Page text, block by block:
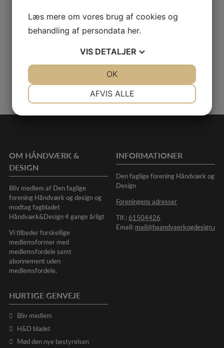
Håndværk & Design 2024 – 2
Kategori: H&D
30. juni 2024
3 … 6 Næste »
OM HÅNDVÆRK &
DESIGN
Bliv medlem af Den faglige
forening Håndværk og design og
modtag fagbladet
Håndværk&Design 4 gange årligt
Vi tilbyder forskellige
medlemsformer med
medlemsfordele samt
abonnement uden
medlemsfordele.
INFORMATIONER
Den faglige forening Håndværk og
Design
Foreningens adresser
Tlf.:61504426
Email: mail@haandvaerkogdesign.dk
HURTIGE GENVEJE
Bliv medlem
H&D bladet
Mød den nye bestyrelsen
Læs mere om vores brug af cookies og
behandling af persondata her.
VIS DETALJER
AFVIS ALLE
OK